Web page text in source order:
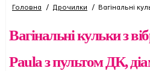
Головна Дрочилки Вагінальні
Вагінальні кульки з
Paula з пультом ДК,